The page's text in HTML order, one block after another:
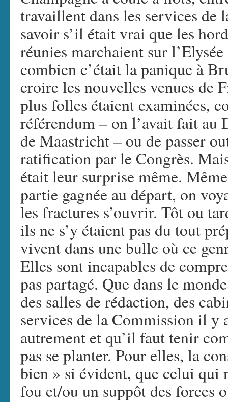
travaillent dans les services
savoir s’il était vrai que les
réunies marchaient sur
combien c’était la panique à
croire les nouvelles venues de
plus folles étaient examinées,
référendum – on l’avait fait
de Maastricht – ou de passer
ratification par le Congrès.
était leur surprise même.
partie gagnée au départ, on
les fractures s’ouvrir. Tôt ou
ils ne s’y étaient pas du tout
vivent dans une bulle où ce
Elles sont incapables de
pas partagé. Que dans le
des salles de rédaction, des
services de la Commission il y
autrement et qu’il faut tenir
pas se planter. Pour elles, la
bien » si évident, que celui qui
fou et/ou un suppôt des forces